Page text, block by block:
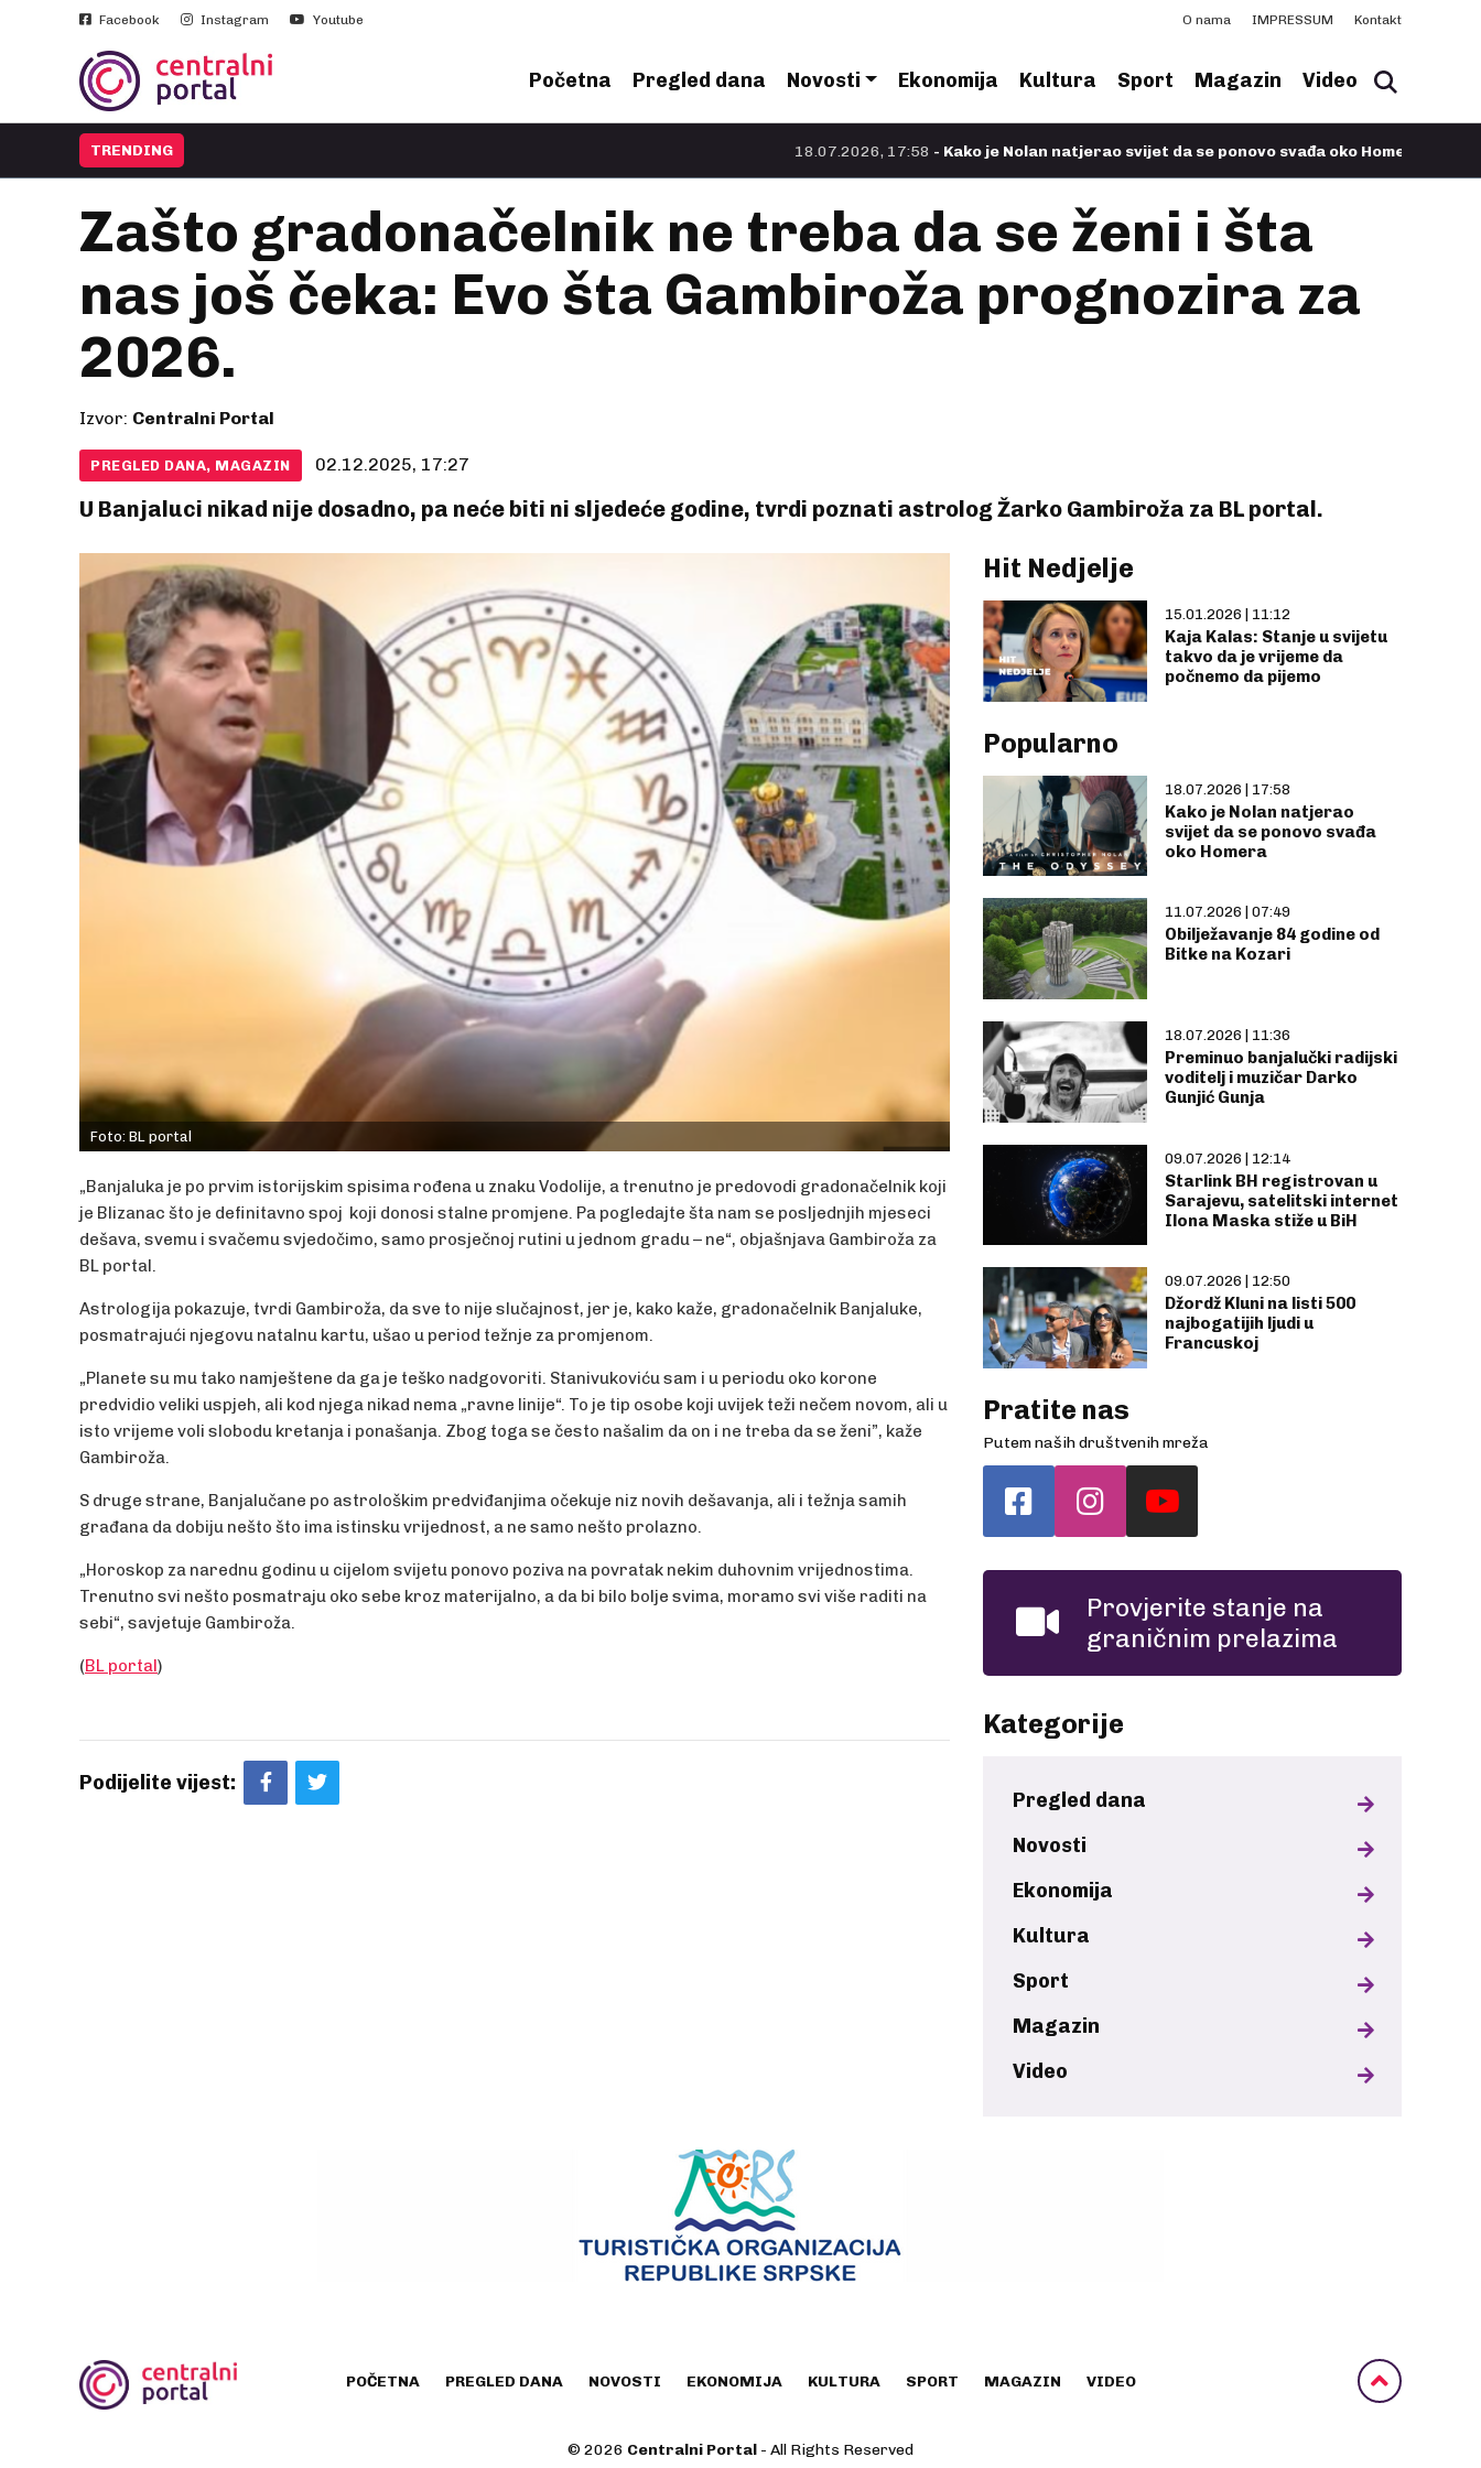
Facebook Instagram Youtube O nama IMPRESSUM Kontakt
Početna Pregled dana Novosti Ekonomija Kultura Sport Magazin Video
TRENDING 18.07.2026, 17:58- Kako je Nolan natjerao svijet da se ponovo svađa oko Homera 11.07.2026,
Zašto gradonačelnik ne treba da se ženi i šta
nas još čeka: Evo šta Gambiroža prognozira za
2026.
Izvor: Centralni Portal
PREGLED DANA, MAGAZIN 02.12.2025, 17:27
U Banjaluci nikad nije dosadno, pa neće biti ni sljedeće godine, tvrdi poznati astrolog Žarko Gambiroža za BL portal.
Foto: BL portal
„Banjaluka je po prvim istorijskim spisima rođena u znaku Vodolije, a trenutno je predovodi gradonačelnik koji
je Blizanac što je definitavno spoj koji donosi stalne promjene. Pa pogledajte šta nam se posljednjih mjeseci
dešava, svemu i svačemu svjedočimo, samo prosječnoj rutini u jednom gradu – ne“, objašnjava Gambiroža za
BL portal.
Astrologija pokazuje, tvrdi Gambiroža, da sve to nije slučajnost, jer je, kako kaže, gradonačelnik Banjaluke,
posmatrajući njegovu natalnu kartu, ušao u period težnje za promjenom.
„Planete su mu tako namještene da ga je teško nadgovoriti. Stanivukoviću sam i u periodu oko korone
predvidio veliki uspjeh, ali kod njega nikad nema „ravne linije“. To je tip osobe koji uvijek teži nečem novom, ali u
isto vrijeme voli slobodu kretanja i ponašanja. Zbog toga se često našalim da on i ne treba da se ženi”, kaže
Gambiroža.
S druge strane, Banjalučane po astrološkim predviđanjima očekuje niz novih dešavanja, ali i težnja samih
građana da dobiju nešto što ima istinsku vrijednost, a ne samo nešto prolazno.
„Horoskop za narednu godinu u cijelom svijetu ponovo poziva na povratak nekim duhovnim vrijednostima.
Trenutno svi nešto posmatraju oko sebe kroz materijalno, a da bi bilo bolje svima, moramo svi više raditi na
sebi“, savjetuje Gambiroža.
(BL portal)
Podijelite vijest:
Hit Nedjelje
15.01.2026 | 11:12
Kaja Kalas: Stanje u svijetu
takvo da je vrijeme da
počnemo da pijemo
Popularno
18.07.2026 | 17:58
Kako je Nolan natjerao
svijet da se ponovo svađa
oko Homera
11.07.2026 | 07:49
Obilježavanje 84 godine od
Bitke na Kozari
18.07.2026 | 11:36
Preminuo banjalučki radijski
voditelj i muzičar Darko
Gunjić Gunja
09.07.2026 | 12:14
Starlink BH registrovan u
Sarajevu, satelitski internet
Ilona Maska stiže u BiH
09.07.2026 | 12:50
Džordž Kluni na listi 500
najbogatijih ljudi u
Francuskoj
Pratite nas
Putem naših društvenih mreža
Provjerite stanje na
graničnim prelazima
Kategorije
Pregled dana
Novosti
Ekonomija
Kultura
Sport
Magazin
Video
POČETNA PREGLED DANA NOVOSTI EKONOMIJA KULTURA SPORT MAGAZIN VIDEO
© 2026 Centralni Portal - All Rights Reserved